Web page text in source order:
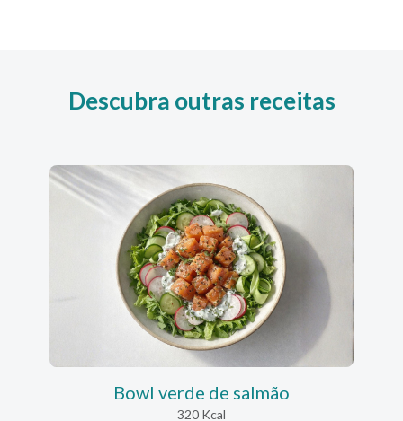
Descubra outras receitas
Bowl verde de salmão
320 Kcal